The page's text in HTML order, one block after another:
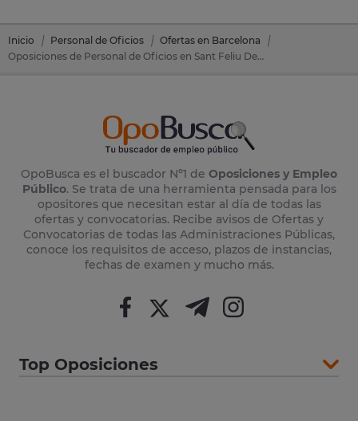
Inicio Personal de Oficios
Ofertas en Barcelona
Oposiciones de Personal de Oficios en Sant Feliu De Codines (Barcelona)
OpoBusca es el buscador Nº1 de Oposiciones y Empleo
Público. Se trata de una herramienta pensada para los
opositores que necesitan estar al día de todas las
ofertas y convocatorias. Recibe avisos de Ofertas y
Convocatorias de todas las Administraciones Públicas,
conoce los requisitos de acceso, plazos de instancias,
fechas de examen y mucho más.
Top Oposiciones